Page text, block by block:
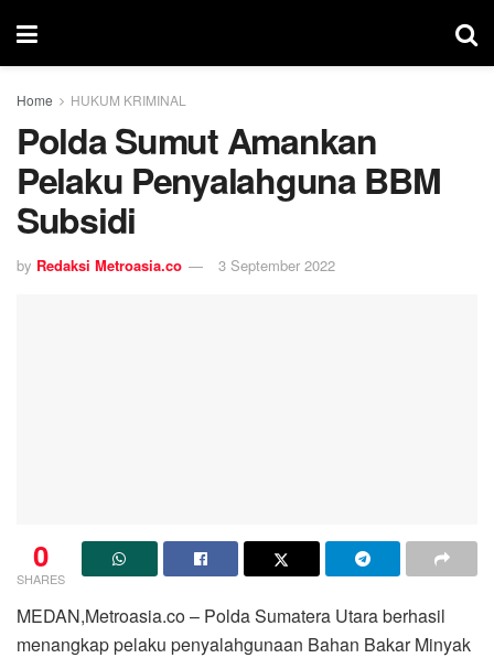
Home HUKUM KRIMINAL
Polda Sumut Amankan
Pelaku Penyalahguna BBM
Subsidi
by Redaksi Metroasia.co 3 September 2022
0
SHARES
MEDAN,Metroasia.co – Polda Sumatera Utara berhasil
menangkap pelaku penyalahgunaan Bahan Bakar Minyak